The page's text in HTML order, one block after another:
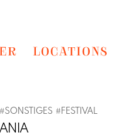
LOCATIONS
#SONSTIGES #FESTIVAL